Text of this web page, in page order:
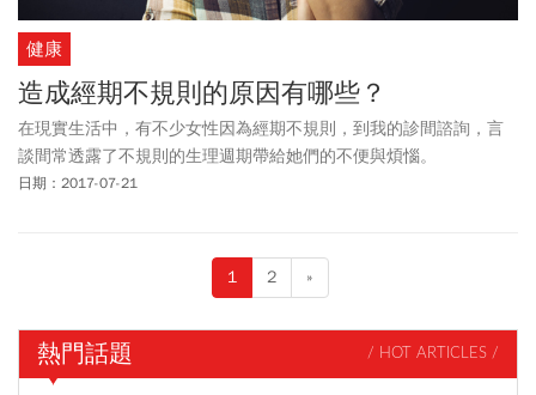
健康
造成經期不規則的原因有哪些？
在現實生活中，有不少女性因為經期不規則，到我的診間諮詢，言
談間常透露了不規則的生理週期帶給她們的不便與煩惱。
日期：2017-07-21
1 2 »
熱門話題 / HOT ARTICLES /